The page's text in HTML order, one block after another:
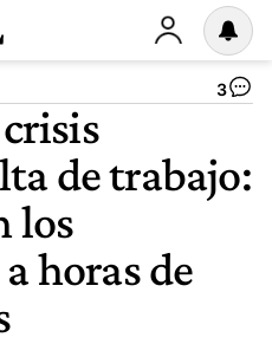
3
de trabajo:
los
horas de